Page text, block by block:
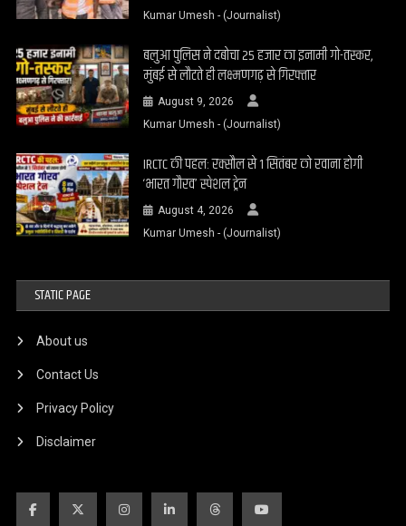
Kumar Umesh - (Journalist)
बलुआ पुलिस ने दबोचा 25 हजार का इनामी गो-तस्कर,
मुंबई से लौटते ही लक्ष्मणगढ़ से गिरफ्तार
August 9, 2026
Kumar Umesh - (Journalist)
IRCTC की पहल: रक्सौल से 1 सितंबर को रवाना होगी
‘भारत गौरव’ स्पेशल ट्रेन
August 4, 2026
Kumar Umesh - (Journalist)
STATIC PAGE
About us
Contact Us
Privacy Policy
Disclaimer